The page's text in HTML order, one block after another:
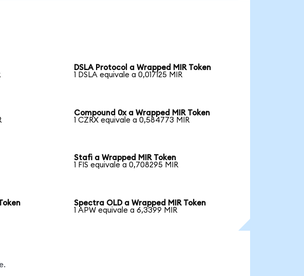
DSLA Protocol a Wrapped MIR Token
1 DSLA equivale a 0,017125 MIR
Compound 0x a Wrapped MIR Token
1 CZRX equivale a 0,584773 MIR
Stafi a Wrapped MIR Token
1 FIS equivale a 0,708295 MIR
Spectra OLD a Wrapped MIR Token
1 APW equivale a 6,3399 MIR